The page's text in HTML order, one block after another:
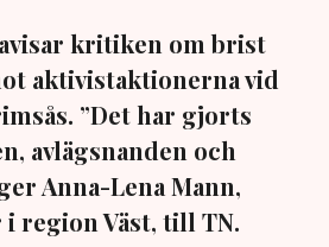
kritiken om brist
aktivistaktionerna vid
”Det har gjorts
avlägsnanden och
Anna-Lena Mann,
region Väst, till TN.